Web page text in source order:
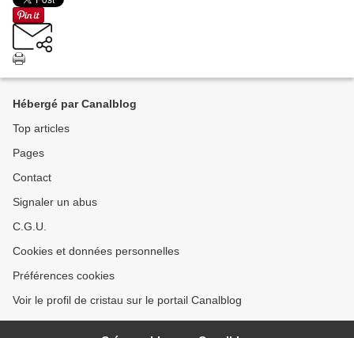
Hébergé par Canalblog
Top articles
Pages
Contact
Signaler un abus
C.G.U.
Cookies et données personnelles
Préférences cookies
Voir le profil de cristau sur le portail Canalblog